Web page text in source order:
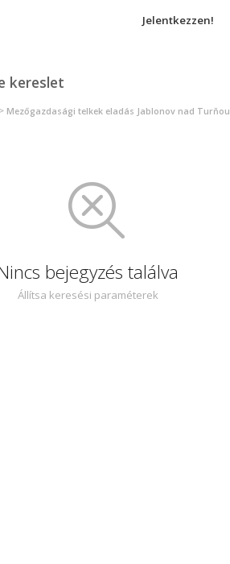
Jelentkezzen!
kereslet
Mezőgazdasági telkek eladás Jablonov nad Turňou
bejegyzés találva
Állítsa keresési paraméterek